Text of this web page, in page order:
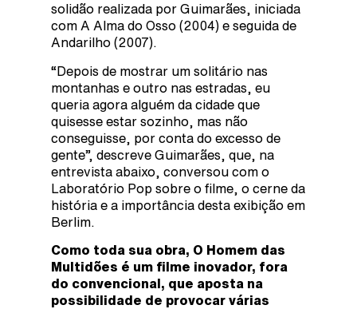
solidão realizada por Guimarães, iniciada
com A Alma do Osso (2004) e seguida de
Andarilho (2007).
“Depois de mostrar um solitário nas
montanhas e outro nas estradas, eu
queria agora alguém da cidade que
quisesse estar sozinho, mas não
conseguisse, por conta do excesso de
gente”, descreve Guimarães, que, na
entrevista abaixo, conversou com o
Laboratório Pop sobre o filme, o cerne da
história e a importância desta exibição em
Berlim.
Como toda sua obra, O Homem das
Multidões é um filme inovador, fora
do convencional, que aposta na
possibilidade de provocar várias